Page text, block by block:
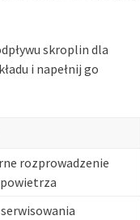
skroplin dla
i napełnij go
rozprowadzenie